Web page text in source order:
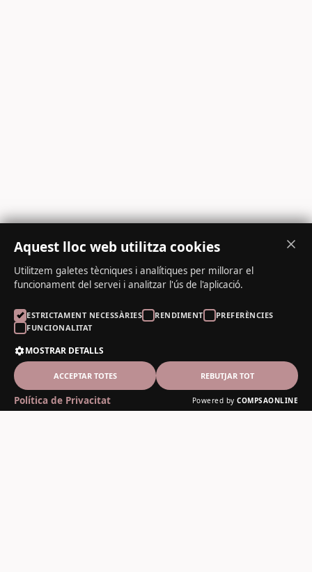
Aquest lloc web utilitza cookies
Utilitzem galetes tècniques i analítiques per millorar el
funcionament del servei i analitzar l'ús de l'aplicació.
ESTRICTAMENT NECESSÀRIES RENDIMENT
PREFERÈNCIES
FUNCIONALITAT
MOSTRAR DETALLS
ACCEPTAR TOTES REBUTJAR TOT
Política de Privacitat Powered by COMPSAONLINE